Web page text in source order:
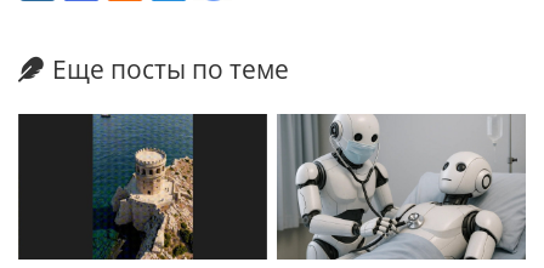
Еще посты по теме